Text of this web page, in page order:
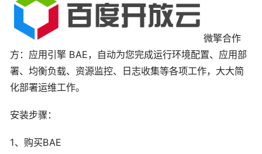
微擎合作
方：应用引擎 BAE，自动为您完成运行环境配置、应用部
署、均衡负载、资源监控、日志收集等各项工作，大大简
化部署运维工作。
安装步骤：
1、购买BAE